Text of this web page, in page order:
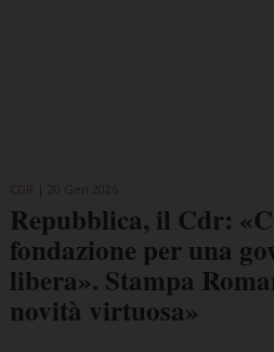
CDR
Repubblica, il Cdr:
fondazione per una
libera». Stampa
novità virtuosa»